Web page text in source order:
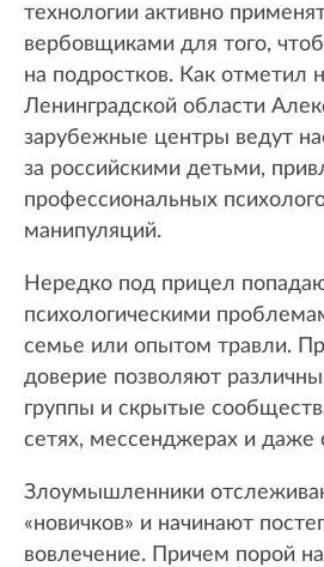
технологии активно
вербовщиками для того,
на подростков. Как отметил
Ленинградской области
зарубежные центры ведут
за российскими детьми,
профессиональных
манипуляций.
Нередко под прицел
психологическими
семье или опытом травли.
доверие позволяют
группы и скрытые
сетях, мессенджерах и даже
Злоумышленники
«новичков» и начинают
вовлечение. Причем порой